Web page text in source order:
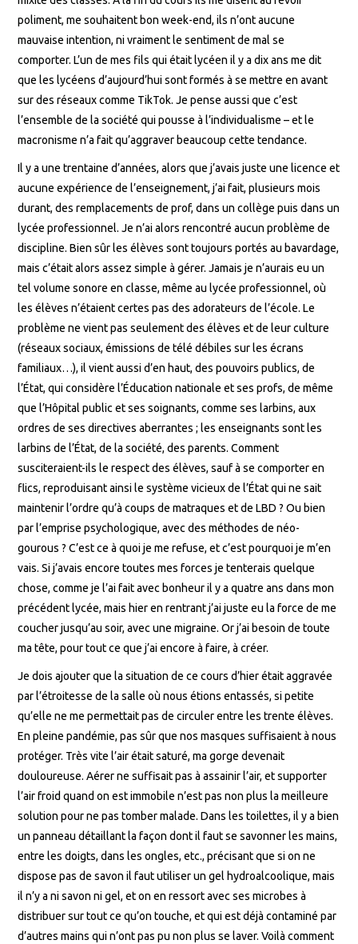
poliment, me souhaitent bon week-end, ils n’ont aucune
mauvaise intention, ni vraiment le sentiment de mal se
comporter. L’un de mes fils qui était lycéen il y a dix ans me dit
que les lycéens d’aujourd’hui sont formés à se mettre en avant
sur des réseaux comme TikTok. Je pense aussi que c’est
l’ensemble de la société qui pousse à l’individualisme – et le
macronisme n’a fait qu’aggraver beaucoup cette tendance.
Il y a une trentaine d’années, alors que j’avais juste une licence et
aucune expérience de l’enseignement, j’ai fait, plusieurs mois
durant, des remplacements de prof, dans un collège puis dans un
lycée professionnel. Je n’ai alors rencontré aucun problème de
discipline. Bien sûr les élèves sont toujours portés au bavardage,
mais c’était alors assez simple à gérer. Jamais je n’aurais eu un
tel volume sonore en classe, même au lycée professionnel, où
les élèves n’étaient certes pas des adorateurs de l’école. Le
problème ne vient pas seulement des élèves et de leur culture
(réseaux sociaux, émissions de télé débiles sur les écrans
familiaux…), il vient aussi d’en haut, des pouvoirs publics, de
l’État, qui considère l’Éducation nationale et ses profs, de même
que l’Hôpital public et ses soignants, comme ses larbins, aux
ordres de ses directives aberrantes ; les enseignants sont les
larbins de l’État, de la société, des parents. Comment
susciteraient-ils le respect des élèves, sauf à se comporter en
flics, reproduisant ainsi le système vicieux de l’État qui ne sait
maintenir l’ordre qu’à coups de matraques et de LBD ? Ou bien
par l’emprise psychologique, avec des méthodes de néo-
gourous ? C’est ce à quoi je me refuse, et c’est pourquoi je m’en
vais. Si j’avais encore toutes mes forces je tenterais quelque
chose, comme je l’ai fait avec bonheur il y a quatre ans dans mon
précédent lycée, mais hier en rentrant j’ai juste eu la force de me
coucher jusqu’au soir, avec une migraine. Or j’ai besoin de toute
ma tête, pour tout ce que j’ai encore à faire, à créer.
Je dois ajouter que la situation de ce cours d’hier était aggravée
par l’étroitesse de la salle où nous étions entassés, si petite
qu’elle ne me permettait pas de circuler entre les trente élèves.
En pleine pandémie, pas sûr que nos masques suffisaient à nous
protéger. Très vite l’air était saturé, ma gorge devenait
douloureuse. Aérer ne suffisait pas à assainir l’air, et supporter
l’air froid quand on est immobile n’est pas non plus la meilleure
solution pour ne pas tomber malade. Dans les toilettes, il y a bien
un panneau détaillant la façon dont il faut se savonner les mains,
entre les doigts, dans les ongles, etc., précisant que si on ne
dispose pas de savon il faut utiliser un gel hydroalcoolique, mais
il n’y a ni savon ni gel, et on en ressort avec ses microbes à
distribuer sur tout ce qu’on touche, et qui est déjà contaminé par
d’autres mains qui n’ont pas pu non plus se laver. Voilà comment